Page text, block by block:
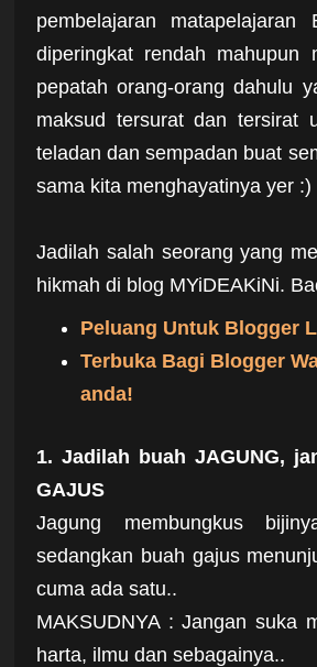
pembelajaran matapelajaran
diperingkat rendah mahupun
pepatah orang-orang dahulu
maksud tersurat dan tersirat
teladan dan sempadan buat
sama kita menghayatinya yer :)
Jadilah salah seorang yang
hikmah di blog MYiDEAKiNi.
Peluang Untuk Blogger
Terbuka Bagi Blogger
anda!
1. Jadilah buah JAGUNG,
GAJUS
Jagung membungkus
sedangkan buah gajus
cuma ada satu..
MAKSUDNYA : Jangan suka
harta, ilmu dan sebagainya..